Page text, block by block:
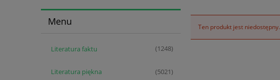
Menu
Literatura faktu (1248)
Literatura piękna (5021)
Ten produkt jest niedostępny.